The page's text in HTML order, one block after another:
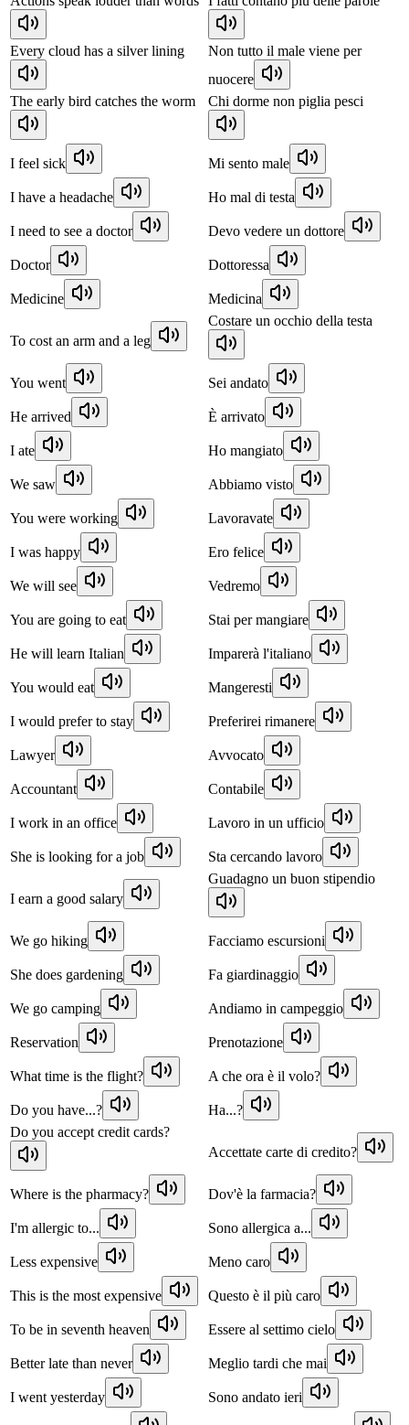
Every cloud has a silver lining
Non tutto il male viene per
nuocere
The early bird catches the worm
Chi dorme non piglia pesci
I feel sick Mi sento male
I have a headache Ho mal di testa
I need to see a doctor Devo vedere un dottore
Doctor Dottoressa
Medicine Medicina
To cost an arm and a leg
Costare un occhio della testa
You went Sei andato
He arrived È arrivato
I ate Ho mangiato
We saw Abbiamo visto
You were working Lavoravate
I was happy Ero felice
We will see Vedremo
You are going to eat Stai per mangiare
He will learn Italian Imparerà l'italiano
You would eat Mangeresti
I would prefer to stay Preferirei rimanere
Lawyer Avvocato
Accountant Contabile
I work in an office Lavoro in un ufficio
She is looking for a job Sta cercando lavoro
I earn a good salary
Guadagno un buon stipendio
We go hiking Facciamo escursioni
She does gardening Fa giardinaggio
We go camping Andiamo in campeggio
Reservation Prenotazione
What time is the flight? A che ora è il volo?
Do you have...?
Ha...?
Do you accept credit cards?
Accettate carte di credito?
Where is the pharmacy? Dov'è la farmacia?
I'm allergic to... Sono allergica a...
Less expensive Meno caro
This is the most expensive Questo è il più caro
To be in seventh heaven Essere al settimo cielo
Better late than never Meglio tardi che mai
I went yesterday Sono andato ieri